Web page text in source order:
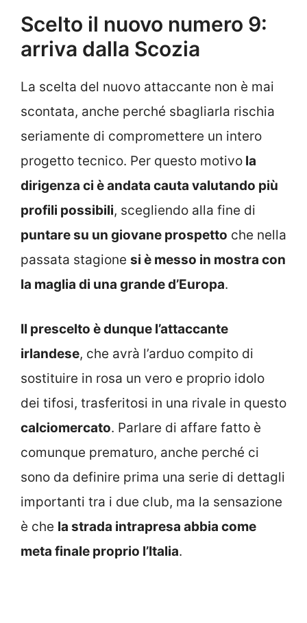
Scelto il nuovo numero 9:
arriva dalla Scozia
La scelta del nuovo attaccante non è mai
scontata, anche perché sbagliarla rischia
seriamente di compromettere un intero
progetto tecnico. Per questo motivo la
dirigenza ci è andata cauta valutando più
profili possibili, scegliendo alla fine di
puntare su un giovane prospetto che nella
passata stagione si è messo in mostra con
la maglia di una grande d’Europa.
Il prescelto è dunque l’attaccante
irlandese, che avrà l’arduo compito di
sostituire in rosa un vero e proprio idolo
dei tifosi, trasferitosi in una rivale in questo
calciomercato. Parlare di affare fatto è
comunque prematuro, anche perché ci
sono da definire prima una serie di dettagli
importanti tra i due club, ma la sensazione
è che la strada intrapresa abbia come
meta finale proprio l’Italia.